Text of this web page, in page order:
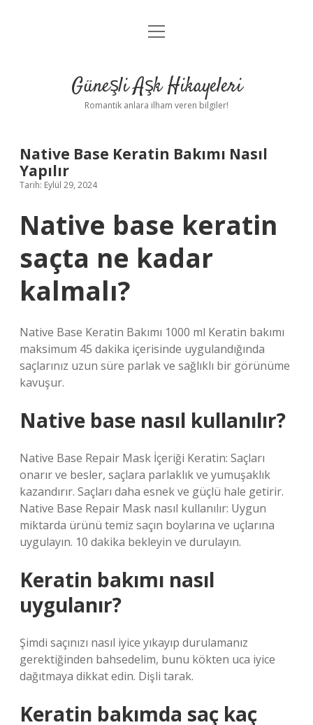
Anasayfa
Yasal Uyarı
menüyü
Güneşli Aşk Hikayeleri
Romantik anlara ilham veren bilgiler!
Native Base Keratin Bakımı Nasıl
Yapılır
Tarih: Eylül 29, 2024
Native base keratin
saçta ne kadar
kalmalı?
Native Base Keratin Bakımı 1000 ml Keratin bakımı
maksimum 45 dakika içerisinde uygulandığında
saçlarınız uzun süre parlak ve sağlıklı bir görünüme
kavuşur.
Native base nasıl kullanılır?
Native Base Repair Mask İçeriği Keratin: Saçları
onarır ve besler, saçlara parlaklık ve yumuşaklık
kazandırır. Saçları daha esnek ve güçlü hale getirir.
Native Base Repair Mask nasıl kullanılır: Uygun
miktarda ürünü temiz saçın boylarına ve uçlarına
uygulayın. 10 dakika bekleyin ve durulayın.
Keratin bakımı nasıl
uygulanır?
Şimdi saçınızı nasıl iyice yıkayıp durulamanız
gerektiğinden bahsedelim, bunu kökten uca iyice
dağıtmaya dikkat edin. Dişli tarak.
Keratin bakımda saç kaç